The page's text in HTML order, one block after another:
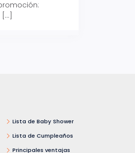
Lista de Baby Shower
Lista de Cumpleaños
Principales ventajas